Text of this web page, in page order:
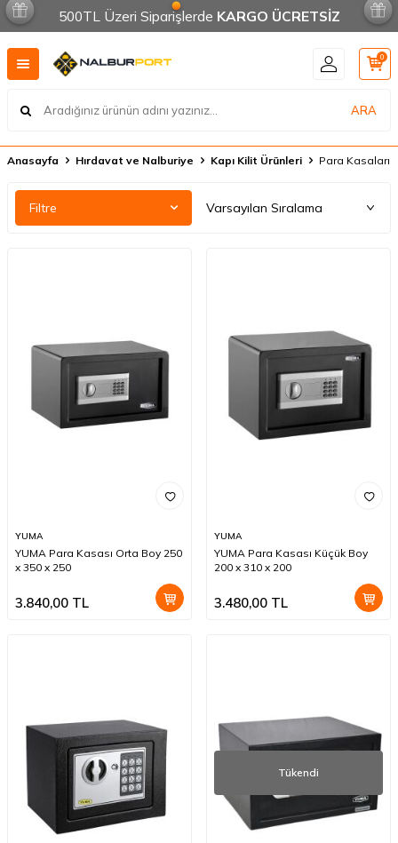
500TL Üzeri Siparişlerde KARGO ÜCRETSİZ
ARA
0
Anasayfa Hırdavat ve Nalburiye Kapı Kilit Ürünleri Para Kasaları
Filtre
YUMA
YUMA Para Kasası Orta Boy 250
x 350 x 250
3.840,00 TL
YUMA
YUMA Para Kasası Küçük Boy
200 x 310 x 200
3.480,00 TL
Tükendi